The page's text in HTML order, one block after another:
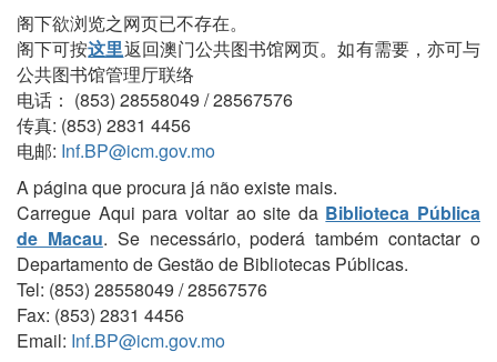
阁下欲浏览之网页已不存在。
阁下可按这里返回澳门公共图书馆网页。如有需要，亦可与
公共图书馆管理厅联络
电话： (853) 28558049 / 28567576
传真: (853) 2831 4456
电邮: Inf.BP@icm.gov.mo
A página que procura já não existe mais.
Carregue Aqui para voltar ao site da Biblioteca Pública
de Macau. Se necessário, poderá também contactar o
Departamento de Gestão de Bibliotecas Públicas.
Tel: (853) 28558049 / 28567576
Fax: (853) 2831 4456
Email: Inf.BP@icm.gov.mo